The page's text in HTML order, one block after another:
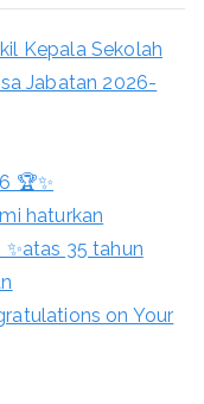
Kepala Sekolah
Jabatan 2026-
🏆✨
haturkan
✨atas 35 tahun
on Your